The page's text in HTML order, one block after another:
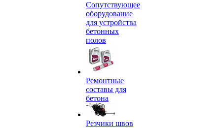
Сопутствующее
оборудование
для устройства
бетонных
полов
Ремонтные
составы для
бетона
Резчики швов